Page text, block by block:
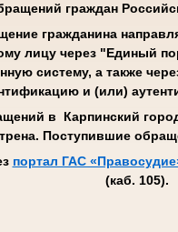
граждан
гражданина
лицу через "Единый
систему, а также
и (или)
в Карпинский
Поступившие
портал ГАС
(каб. 105).